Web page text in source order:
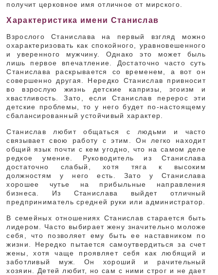
получит церковное имя отличное от мирского.
Характеристика имени Станислав
Взрослого Станислава на первый взгляд можно
охарактеризовать как спокойного, уравновешенного
и уверенного мужчину. Однако это может быль
лишь первое впечатление. Достаточно часто суть
Станислава раскрывается со временем, а вот он
совершенно другая. Нередко Станислав привносит
во взрослую жизнь детские капризы, эгоизм и
хвастливость. Зато, если Станислав перерос эти
детские проблемы, то у него будет по-настоящему
сбалансированный устойчивый характер.
Станислав любит общаться с людьми и часто
связывает свою работу с этим. Он легко находит
общий язык почти с кем угодно, что на самом деле
редкое умение. Руководитель из Станислава
достаточно слабый, хотя тяга к высоким
должностям у него есть. Зато у Станислава
хорошее чутье на прибыльные направления
бизнеса. Из Станислава выйдет отличный
предприниматель средней руки или администратор.
В семейных отношениях Станислав старается быть
лидером. Часто выбирает жену значительно моложе
себя, что позволяет ему быть ее наставником по
жизни. Нередко пытается самоутвердиться за счет
жены, хотя чаще проявляет себя как любящий и
заботливый муж. Он хороший и рачительный
хозяин. Детей любит, но сам с ними строг и не дает